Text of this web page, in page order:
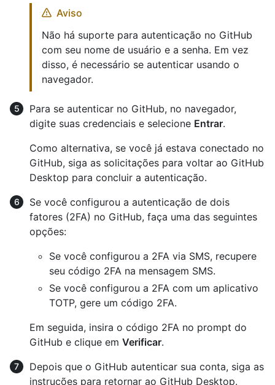
Aviso
Não há suporte para autenticação no GitHub
com seu nome de usuário e a senha. Em vez
disso, é necessário se autenticar usando o
navegador.
Para se autenticar no GitHub, no navegador,
digite suas credenciais e selecione Entrar.
Como alternativa, se você já estava conectado no
GitHub, siga as solicitações para voltar ao GitHub
Desktop para concluir a autenticação.
Se você configurou a autenticação de dois
fatores (2FA) no GitHub, faça uma das seguintes
opções:
Se você configurou a 2FA via SMS, recupere
seu código 2FA na mensagem SMS.
Se você configurou a 2FA com um aplicativo
TOTP, gere um código 2FA.
Em seguida, insira o código 2FA no prompt do
GitHub e clique em Verificar.
Depois que o GitHub autenticar sua conta, siga as
instruções para retornar ao GitHub Desktop.